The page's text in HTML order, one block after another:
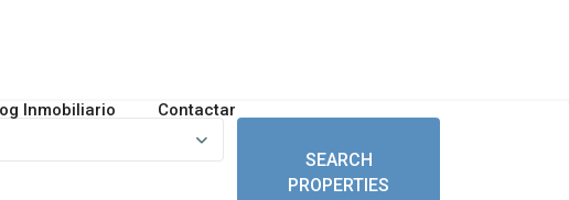
Inmobiliario Contactar